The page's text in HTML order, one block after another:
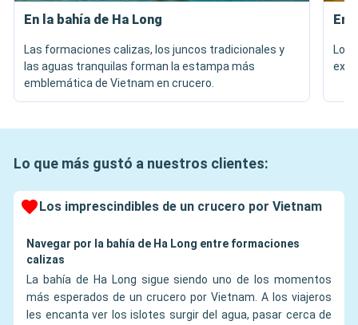
En la bahía de Ha Long
Las formaciones calizas, los juncos tradicionales y
las aguas tranquilas forman la estampa más
emblemática de Vietnam en crucero.
En
Los
Lo que más gustó a nuestros clientes:
Los imprescindibles de un crucero por Vietnam
Navegar por la bahía de Ha Long entre formaciones
calizas
La bahía de Ha Long sigue siendo uno de los momentos
más esperados de un crucero por Vietnam. A los viajeros
les encanta ver los islotes surgir del agua, pasar cerca de